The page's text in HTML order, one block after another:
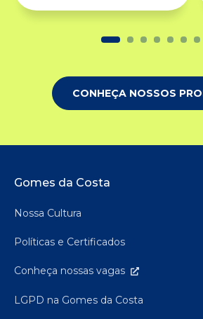
CONHEÇA NOSSOS
Rodapé do site
Gomes da Costa
Nossa Cultura
Políticas e Certificados
Conheça nossas vagas
LGPD na Gomes da Costa